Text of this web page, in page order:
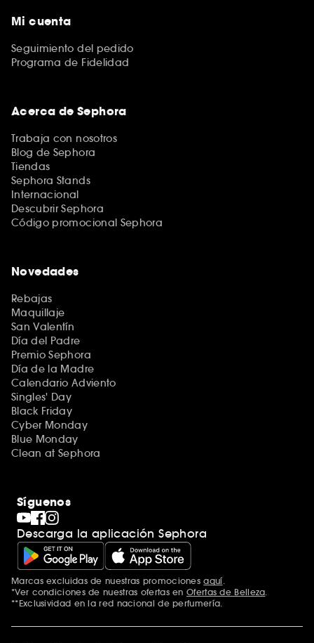
Mi cuenta
Seguimiento del pedido
Programa de Fidelidad
Acerca de Sephora
Trabaja con nosotros
Blog de Sephora
Tiendas
Sephora Stands
Internacional
Descubrir Sephora
Código promocional Sephora
Novedades
Rebajas
Maquillaje
San Valentín
Día del Padre
Premio Sephora
Día de la Madre
Calendario Adviento
Singles' Day
Black Friday
Cyber Monday
Blue Monday
Clean at Sephora
Síguenos
Descarga la aplicación Sephora
Marcas excluidas de nuestras promocionesaquí
*Ver condiciones de nuestras ofertas en Ofertas de Belleza
**Exclusividad en la red nacional de perfumería.